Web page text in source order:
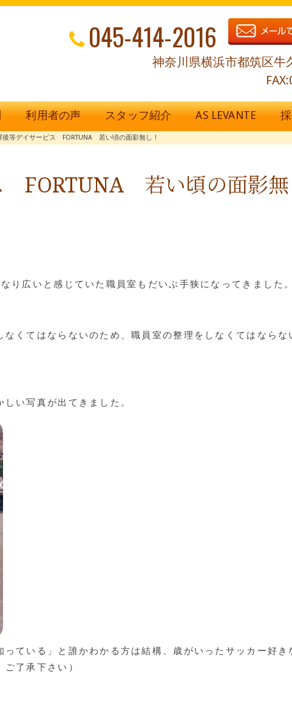
045-414-2016
神奈川県横浜市都筑区牛
利用者の声 スタッフ紹介 AS LEVANTE
等デイサービス FORTUNA 若い頃の面影無し！
FORTUNA 若い頃の面影無
り広いと感じていた職員室もだいぶ手狭になってきました。
くてはならないのため、職員室の整理をしなくてはならな
い写真が出てきました。
ている」と誰かわかる方は結構、歳がいったサッカー好き
了承下さい）